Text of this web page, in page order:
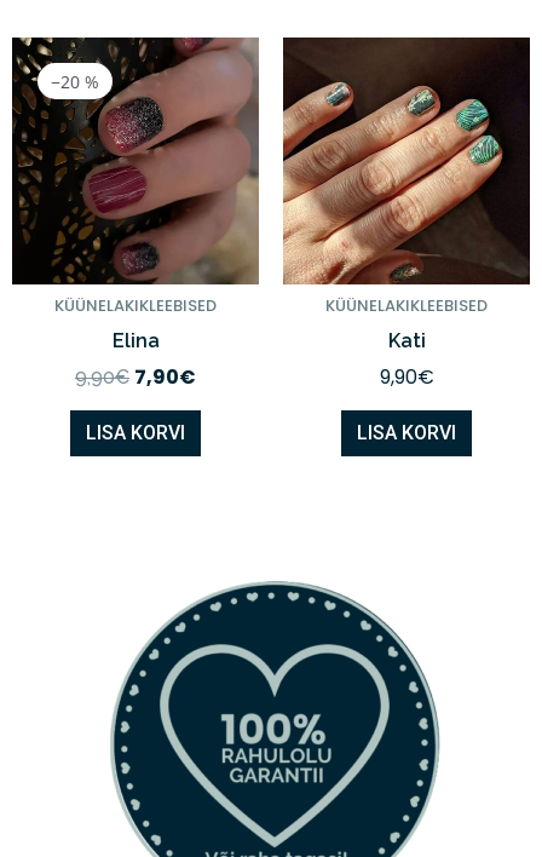
−20 %
KÜÜNELAKIKLEEBISED
Elina
9,90€
Algne
hind
oli:
9,90€.
7,90€
Praegune
hind
7,90€.
LISA KORVI
KÜÜNELAKIKLEEBISED
Kati
9,90€
LISA KORVI